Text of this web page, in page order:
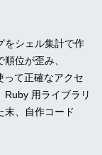
をシェル集計で作
位が歪み、
って正確なアクセ
Ruby 用ライブラリ
末、自作コード